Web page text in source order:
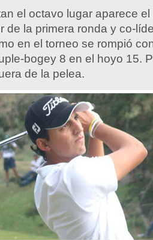
el octavo lugar aparece
de la primera ronda y co-
en el torneo se rompió
bogey 8 en el hoyo 15.
de la pelea.